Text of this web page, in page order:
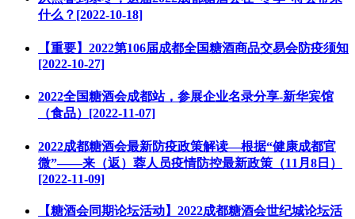
什么？[2022-10-18]
【重要】2022第106届成都全国糖酒商品交易会防疫须知
[2022-10-27]
2022全国糖酒会成都站，参展企业名录分享-新华宾馆
（食品）[2022-11-07]
2022成都糖酒会最新防疫政策解读—根据“健康成都官
微”——来（返）蓉人员疫情防控最新政策（11月8日）
[2022-11-09]
【糖酒会同期论坛活动】2022成都糖酒会世纪城论坛活